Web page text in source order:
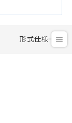
形式仕様一覧